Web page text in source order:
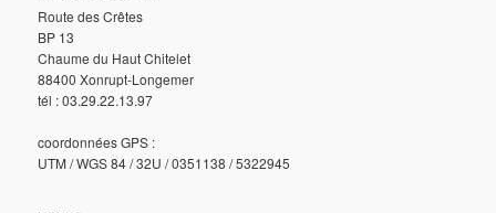
Route des Crêtes
BP 13
Chaume du Haut Chitelet
88400 Xonrupt-Longemer
tél : 03.29.22.13.97
coordonnées GPS :
UTM / WGS 84 / 32U / 0351138 / 5322945